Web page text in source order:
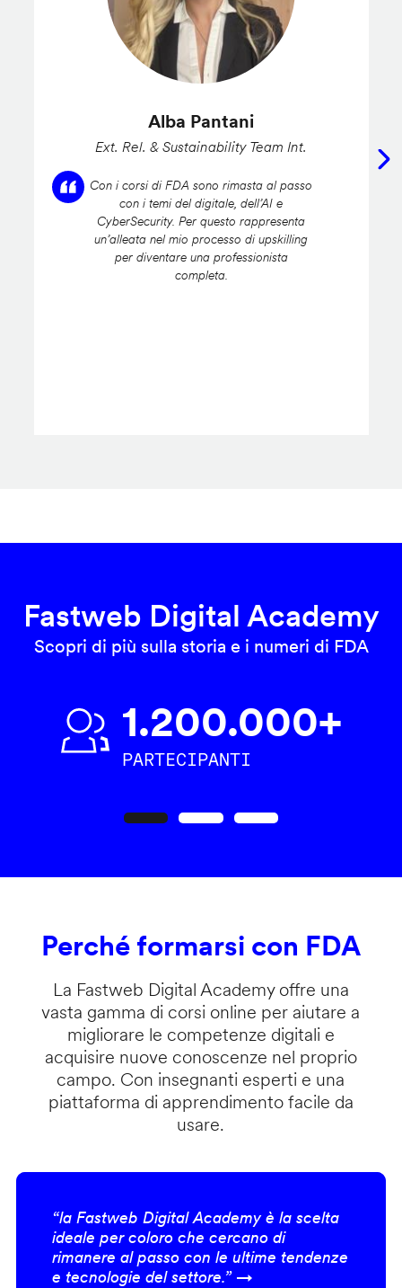
Alba Pantani
Ext. Rel. & Sustainability Team Int.
Con i corsi di FDA sono rimasta al passo
con i temi del digitale, dell’AI e
CyberSecurity. Per questo rappresenta
un’alleata nel mio processo di upskilling
per diventare una professionista
completa.
Fastweb Digital Academy
Scopri di più sulla storia e i numeri di FDA
1.200.000+
PARTECIPANTI
Perché formarsi con FDA
La Fastweb Digital Academy offre una
vasta gamma di corsi online per aiutare a
migliorare le competenze digitali e
acquisire nuove conoscenze nel proprio
campo. Con insegnanti esperti e una
piattaforma di apprendimento facile da
usare.
“la Fastweb Digital Academy è la scelta
ideale per coloro che cercano di
rimanere al passo con le ultime tendenze
e tecnologie del settore.” →